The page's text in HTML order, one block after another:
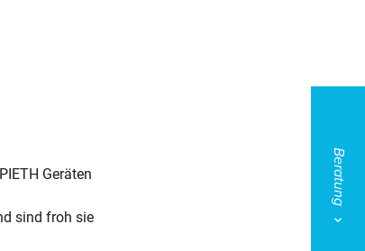
Geräten
sind froh sie
Beratung